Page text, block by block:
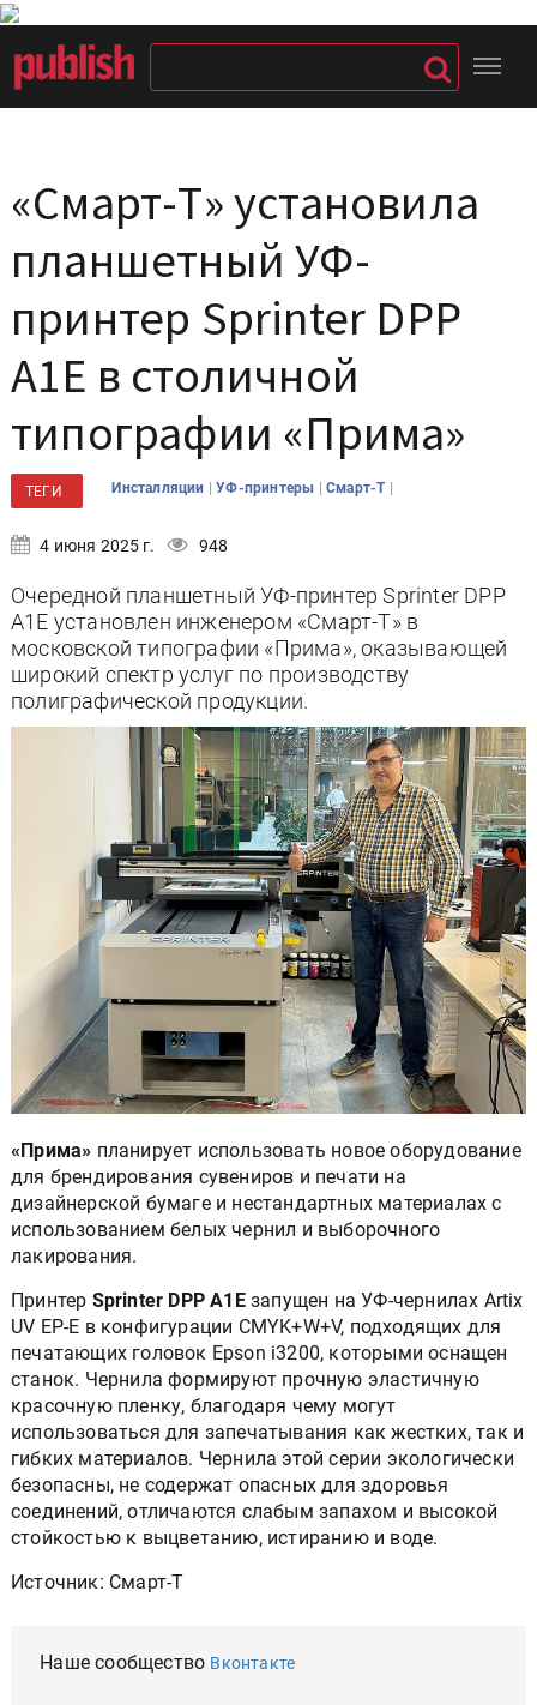
«Смарт-Т» установила
планшетный УФ-
принтер Sprinter DPP
A1E в столичной
типографии «Прима»
ТЕГИ Инсталляции |УФ-принтеры |Смарт-Т |
4 июня 2025 г. 948
Очередной планшетный УФ-принтер Sprinter DPP
A1E установлен инженером «Смарт-Т» в
московской типографии «Прима», оказывающей
широкий спектр услуг по производству
полиграфической продукции.
«Прима» планирует использовать новое оборудование
для брендирования сувениров и печати на
дизайнерской бумаге и нестандартных материалах с
использованием белых чернил и выборочного
лакирования.
Принтер Sprinter DPP A1Eзапущен на УФ-чернилах Artix
UV EP-E в конфигурации CMYK+W+V, подходящих для
печатающих головок Epson i3200, которыми оснащен
станок. Чернила формируют прочную эластичную
красочную пленку, благодаря чему могут
использоваться для запечатывания как жестких, так и
гибких материалов. Чернила этой серии экологически
безопасны, не содержат опасных для здоровья
соединений, отличаются слабым запахом и высокой
стойкостью к выцветанию, истиранию и воде.
Источник: Смарт-Т
Наше сообщество Вконтакте